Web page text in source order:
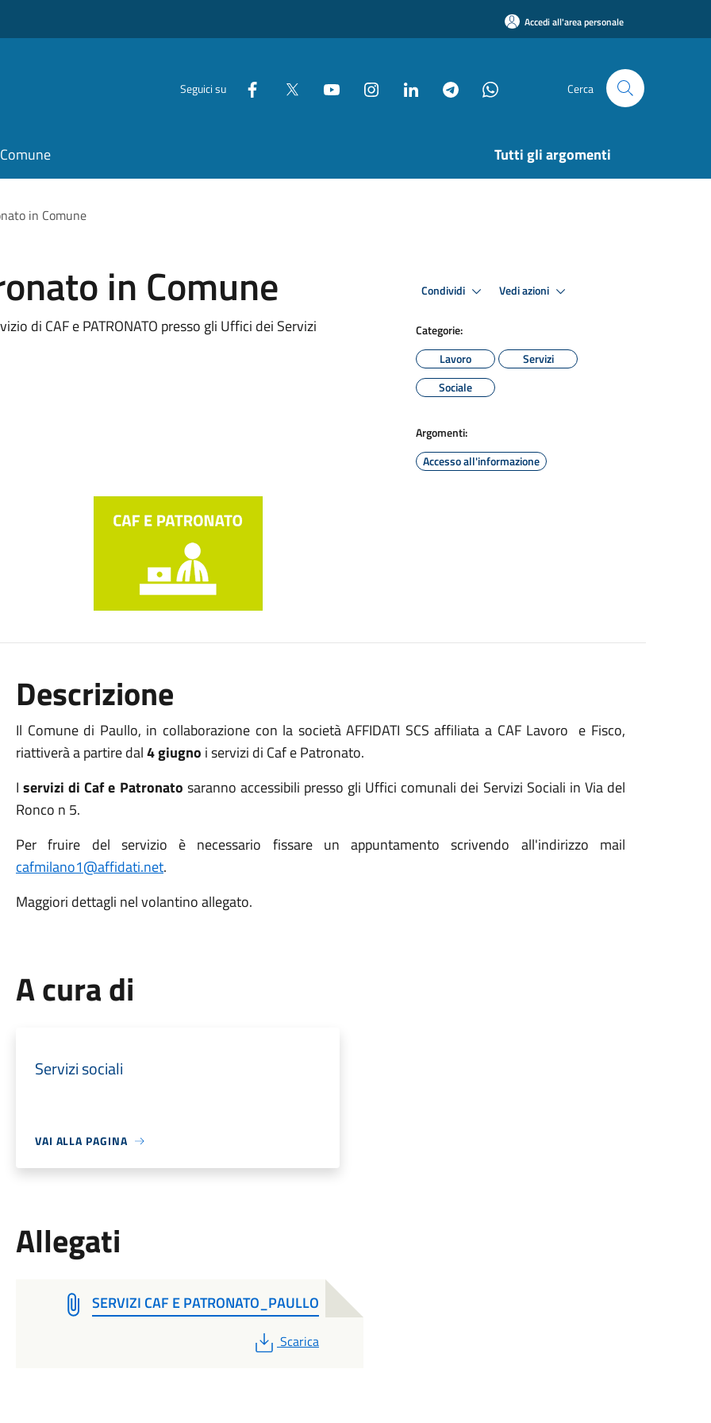
Accedi all'area personale
Seguici su Cerca
Tutti gli argomenti
in Comune
in Comune
di CAF e PATRONATO presso gli Uffici dei Servizi
Condividi Vedi azioni
Categorie:
Lavoro
Servizi
Sociale
Argomenti:
Accesso all'informazione
Descrizione
Il Comune di Paullo, in collaborazione con la società AFFIDATI SCS affiliata a CAF Lavoro e Fisco,
riattiverà a partire dal4 giugno i servizi di Caf e Patronato.
I servizi di Caf e Patronato saranno accessibili presso gli Uffici comunali dei Servizi Sociali in Via del
Ronco n 5.
Per fruire del servizio è necessario fissare un appuntamento scrivendo all'indirizzo mail
cafmilano1@affidati.net.
Maggiori dettagli nel volantino allegato.
A cura di
Servizi sociali
VAI ALLA PAGINA
Allegati
SERVIZI CAF E PATRONATO_PAULLO
PDF
Scarica